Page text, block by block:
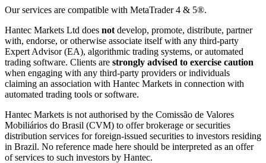
Our services are compatible with MetaTrader 4 & 5®.
Hantec Markets Ltd does not develop, promote, distribute, partner
with, endorse, or otherwise associate itself with any third-party
Expert Advisor (EA), algorithmic trading systems, or automated
trading software. Clients are strongly advised to exercise caution
when engaging with any third-party providers or individuals
claiming an association with Hantec Markets in connection with
automated trading tools or software.
Hantec Markets is not authorised by the Comissão de Valores
Mobiliários do Brasil (CVM) to offer brokerage or securities
distribution services for foreign-issued securities to investors residing
in Brazil. No reference made here should be interpreted as an offer
of services to such investors by Hantec.